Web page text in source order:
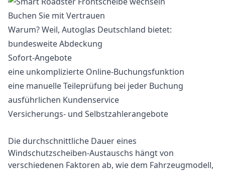
Buchen Sie mit Vertrauen
Warum? Weil, Autoglas Deutschland bietet:
bundesweite Abdeckung
Sofort-Angebote
eine unkomplizierte Online-Buchungsfunktion
eine manuelle Teileprüfung bei jeder Buchung
ausführlichen Kundenservice
Versicherungs- und Selbstzahlerangebote
Die durchschnittliche Dauer eines
Windschutzscheiben-Austauschs hängt von
verschiedenen Faktoren ab, wie dem Fahrzeugmodell,